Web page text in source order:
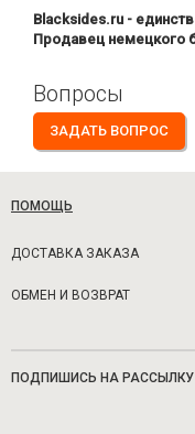
Blacksides.ru -
Продавец немецкого
Вопросы
ЗАДАТЬ ВОПРОС
ПОМОЩЬ
ДОСТАВКА ЗАКАЗА
ОБМЕН И ВОЗВРАТ
ПОДПИШИСЬ НА